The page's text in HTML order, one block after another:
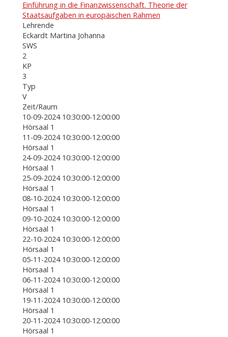
Einführung in die Finanzwissenschaft. Theorie der
Staatsaufgaben in europäischen Rahmen
Lehrende
Eckardt Martina Johanna
SWS
2
KP
3
Typ
V
Zeit/Raum
10-09-2024 10:30:00-12:00:00
Hörsaal 1
11-09-2024 10:30:00-12:00:00
Hörsaal 1
24-09-2024 10:30:00-12:00:00
Hörsaal 1
25-09-2024 10:30:00-12:00:00
Hörsaal 1
08-10-2024 10:30:00-12:00:00
Hörsaal 1
09-10-2024 10:30:00-12:00:00
Hörsaal 1
22-10-2024 10:30:00-12:00:00
Hörsaal 1
05-11-2024 10:30:00-12:00:00
Hörsaal 1
06-11-2024 10:30:00-12:00:00
Hörsaal 1
19-11-2024 10:30:00-12:00:00
Hörsaal 1
20-11-2024 10:30:00-12:00:00
Hörsaal 1